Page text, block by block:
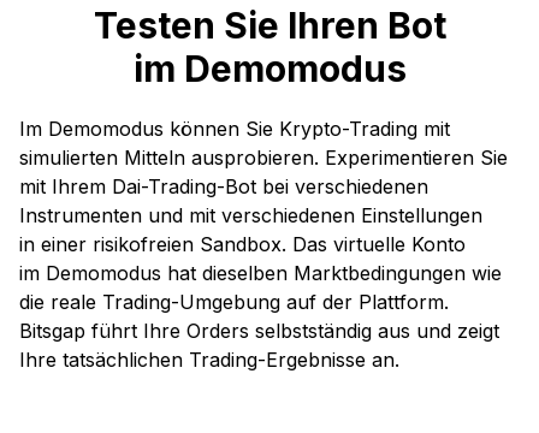
Testen Sie Ihren Bot
im Demomodus
Im Demomodus können Sie Krypto-Trading mit
simulierten Mitteln ausprobieren. Experimentieren Sie
mit Ihrem Dai-Trading-Bot bei verschiedenen
Instrumenten und mit verschiedenen Einstellungen
in einer risikofreien Sandbox. Das virtuelle Konto
im Demomodus hat dieselben Marktbedingungen wie
die reale Trading-Umgebung auf der Plattform.
Bitsgap führt Ihre Orders selbstständig aus und zeigt
Ihre tatsächlichen Trading-Ergebnisse an.